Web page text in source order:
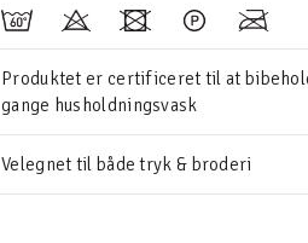
Produktet er certificeret til at
gange husholdningsvask
Velegnet til både tryk & broderi